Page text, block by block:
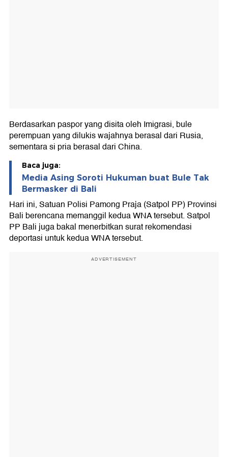
Berdasarkan paspor yang disita oleh Imigrasi, bule
perempuan yang dilukis wajahnya berasal dari Rusia,
sementara si pria berasal dari China.
Baca juga:
Media Asing Soroti Hukuman buat Bule Tak
Bermasker di Bali
Hari ini, Satuan Polisi Pamong Praja (Satpol PP) Provinsi
Bali berencana memanggil kedua WNA tersebut. Satpol
PP Bali juga bakal menerbitkan surat rekomendasi
deportasi untuk kedua WNA tersebut.
ADVERTISEMENT